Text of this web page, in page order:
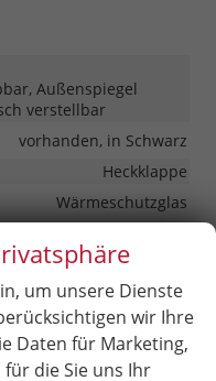
Außenspiegel
verstellbar
vorhanden, in Schwarz
Heckklappe
Wärmeschutzglas
Frontantrieb
(ASR),
(ESP),
um unsere Dienste
wir Ihre
Daten für Marketing,
die Sie uns Ihr